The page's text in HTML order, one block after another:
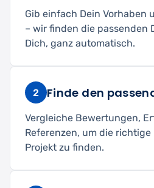
Gib einfach Dein Vorhaben
– wir finden die passenden
Dich, ganz automatisch.
2 Finde den
Vergleiche Bewertungen,
Referenzen, um die richtige
Projekt zu finden.